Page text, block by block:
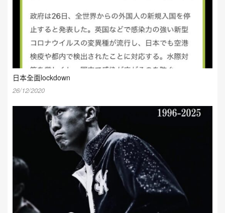
日本全面lockdown
26/12/2020